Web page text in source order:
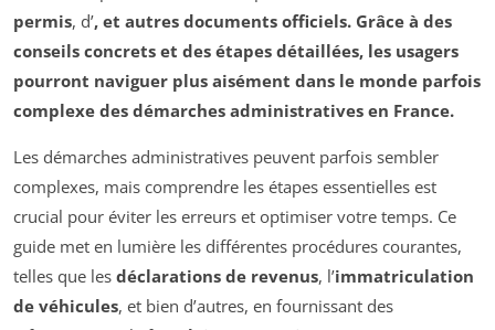
permis, d’, et autres documents officiels. Grâce à des
conseils concrets et des étapes détaillées, les usagers
pourront naviguer plus aisément dans le monde parfois
complexe des démarches administratives en France.
Les démarches administratives peuvent parfois sembler
complexes, mais comprendre les étapes essentielles est
crucial pour éviter les erreurs et optimiser votre temps. Ce
guide met en lumière les différentes procédures courantes,
telles que les déclarations de revenus, l’immatriculation
de véhicules, et bien d’autres, en fournissant des